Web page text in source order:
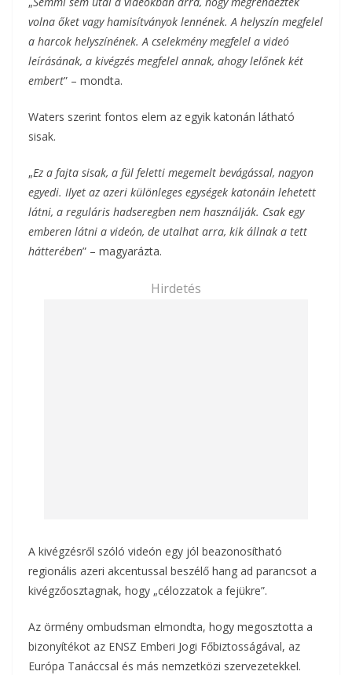
volna őket vagy hamisítványok lennének. A helyszín megfelel
a harcok helyszínének. A cselekmény megfelel a videó
leírásának, a kivégzés megfelel annak, ahogy lelőnek két
embert” – mondta.
Waters szerint fontos elem az egyik katonán látható
sisak.
„Ez a fajta sisak, a fül feletti megemelt bevágással, nagyon
egyedi. Ilyet az azeri különleges egységek katonáin lehetett
látni, a reguláris hadseregben nem használják. Csak egy
emberen látni a videón, de utalhat arra, kik állnak a tett
hátterében” – magyarázta.
Hirdetés
A kivégzésről szóló videón egy jól beazonosítható
regionális azeri akcentussal beszélő hang ad parancsot a
kivégzőosztagnak, hogy „célozzatok a fejükre”.
Az örmény ombudsman elmondta, hogy megosztotta a
bizonyítékot az ENSZ Emberi Jogi Főbiztosságával, az
Európa Tanáccsal és más nemzetközi szervezetekkel.